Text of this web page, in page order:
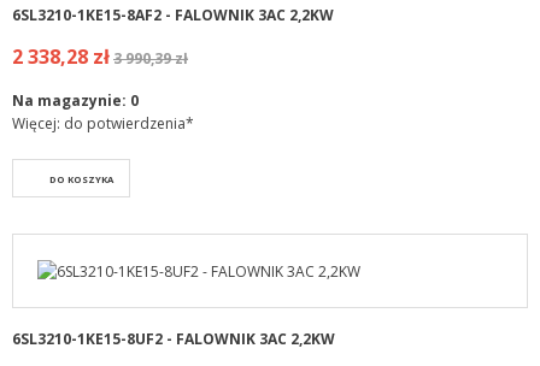
6SL3210-1KE15-8AF2 - FALOWNIK 3AC 2,2KW
2 338,28 zł3 990,39 zł
Na magazynie: 0
Więcej: do potwierdzenia*
DO KOSZYKA
6SL3210-1KE15-8UF2 - FALOWNIK 3AC 2,2KW